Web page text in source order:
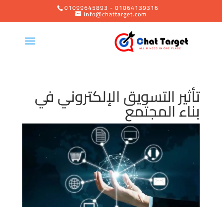
01099645893 - 01064139316
info@chattarget.com
تأثير التسويق الإلكتروني في
بناء المجتمع